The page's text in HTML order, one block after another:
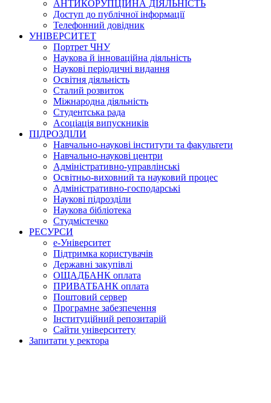
АНТИКОРУПЦІЙНА ДІЯЛЬНІСТЬ
Доступ до публічної інформації
Телефонний довідник
УНІВЕРСИТЕТ
Портрет ЧНУ
Наукова й інноваційна діяльність
Наукові періодичні видання
Освітня діяльність
Сталий розвиток
Міжнародна діяльність
Студентська рада
Асоціація випускників
ПІДРОЗДІЛИ
Навчально-наукові інститути та факультети
Навчально-наукові центри
Адміністративно-управлінські
Освітньо-виховний та науковий процес
Адміністративно-господарські
Наукові підрозділи
Наукова бібліотека
Студмістечко
РЕСУРСИ
е-Університет
Підтримка користувачів
Державні закупівлі
ОЩАДБАНК оплата
ПРИВАТБАНК оплата
Поштовий сервер
Програмне забезпечення
Інституційний репозитарій
Сайти університету
Запитати у ректора